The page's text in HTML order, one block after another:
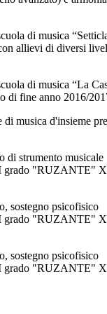
di musica
allievi di diversi
di musica “La
di fine anno 2016/
musica d'insieme
di strumento musicale
I grado "RUZANTE"
sostegno psicofisico
I grado "RUZANTE"
sostegno psicofisico
I grado "RUZANTE"